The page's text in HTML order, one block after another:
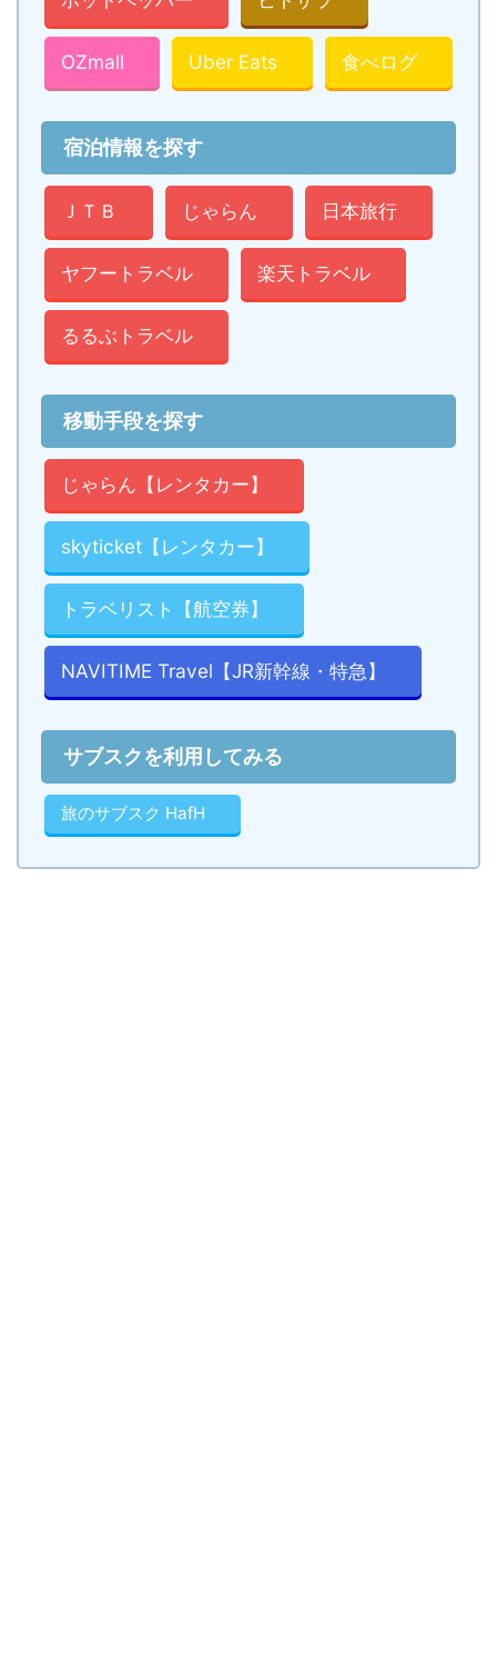
OZmall Uber Eats 食べログ
宿泊情報を探す
ＪＴＢ じゃらん 日本旅行
ヤフートラベル 楽天トラベル
るるぶトラベル
移動手段を探す
じゃらん【レンタカー】
skyticket【レンタカー】
トラベリスト【航空券】
NAVITIME Travel【JR新幹線・特急】
サブスクを利用してみる
旅のサブスク HafH